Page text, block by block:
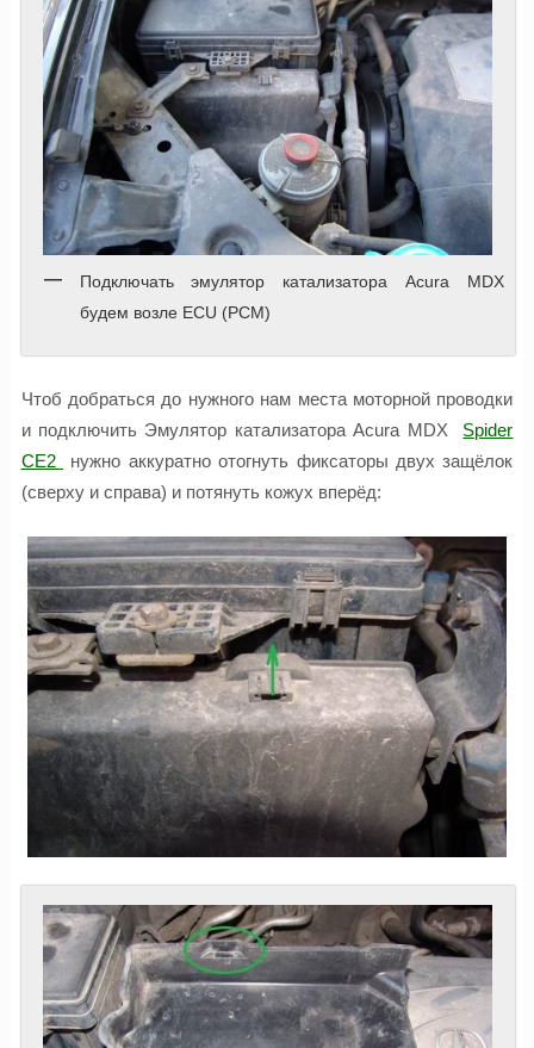
Подключать эмулятор катализатора Acura MDX
будем возле ECU (PCM)
Чтоб добраться до нужного нам места моторной проводки
и подключить Эмулятор катализатора Acura MDX Spider
CE2
нужно аккуратно отогнуть фиксаторы двух защёлок
(сверху и справа) и потянуть кожух вперёд: